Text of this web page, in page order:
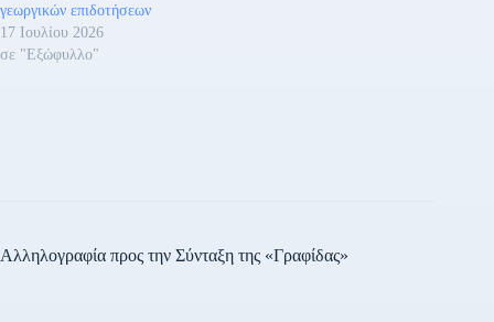
γεωργικών επιδοτήσεων
17 Ιουλίου 2026
σε "Εξώφυλλο"
Αλληλογραφία προς την Σύνταξη της «Γραφίδας»